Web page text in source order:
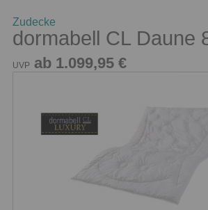
Zudecke
dormabell CL Daune
UVP ab 1.099,95 €